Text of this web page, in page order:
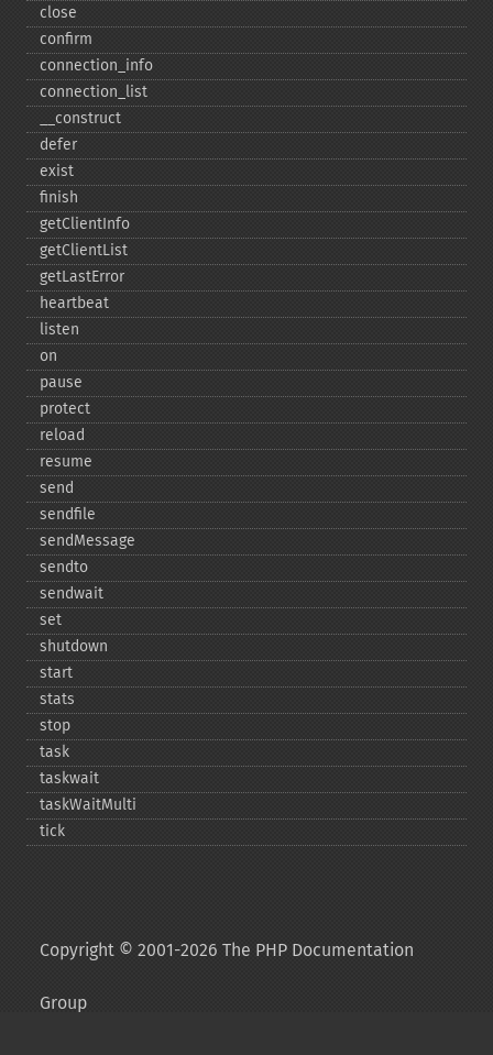
close
confirm
connection_​info
connection_​list
_​_​construct
defer
exist
finish
getClientInfo
getClientList
getLastError
heartbeat
listen
on
pause
protect
reload
resume
send
sendfile
sendMessage
sendto
sendwait
set
shutdown
start
stats
stop
task
taskwait
taskWaitMulti
tick
Copyright © 2001-2026 The PHP Documentation
Group